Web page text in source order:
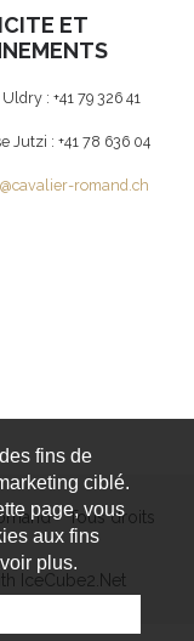
ET
: +41 79 326 41
Jutzi : +41 78 636 04
romand.ch
- Tous droits
IceCube2.Net
fins de
ciblé.
page, vous
aux fins
plus.